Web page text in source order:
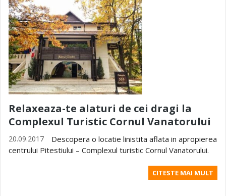
Relaxeaza-te alaturi de cei dragi la
Complexul Turistic Cornul Vanatorului
20.09.2017
Descopera o locatie linistita aflata in apropierea
centrului Pitestiului – Complexul turistic Cornul Vanatorului.
CITESTE MAI MULT